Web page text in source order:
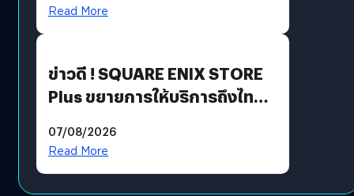
Read More
ข่าวดี ! SQUARE ENIX STORE
Plus ขยายการให้บริการถึงไทย
โดยตรง
07/08/2026
Read More